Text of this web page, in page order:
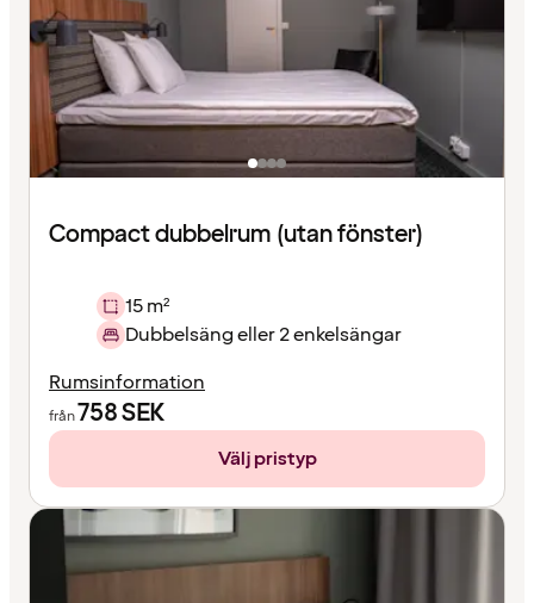
Compact dubbelrum (utan fönster)
15 m²
Dubbelsäng eller 2 enkelsängar
Rumsinformation
från758SEK
Välj pristyp